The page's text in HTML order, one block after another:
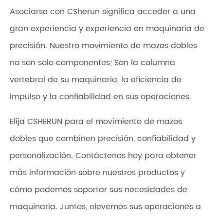
Asociarse con CSherun significa acceder a una
gran experiencia y experiencia en maquinaria de
precisión. Nuestro movimiento de mazos dobles
no son solo componentes; Son la columna
vertebral de su maquinaria, la eficiencia de
impulso y la confiabilidad en sus operaciones.
Elija CSHERUN para el movimiento de mazos
dobles que combinen precisión, confiabilidad y
personalización. Contáctenos hoy para obtener
más información sobre nuestros productos y
cómo podemos soportar sus necesidades de
maquinaria. Juntos, elevemos sus operaciones a